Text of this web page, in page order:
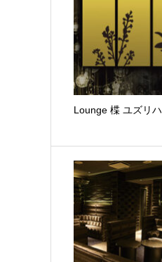
Lounge 楪 ユズリハ